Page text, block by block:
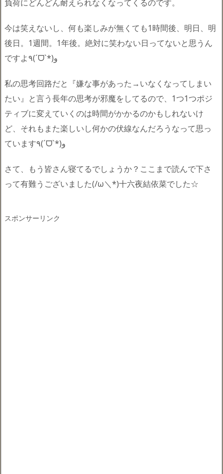
負荷にどんどん耐えられなくなってくるのです。
今は笑えないし、何も楽しみが無くても1時間後、明日、明
後日。1週間。1年後。絶対に笑わない日ってないと思うん
ですよ٩(ˊᗜˋ*)و
私の思考回路だと『嫌な事があった→いなくなってしまい
たい』と言う長年の思考が邪魔をしてるので、1つ1つポジ
ティブに変えていくのは時間がかかるのかもしれないけ
ど、それもまた楽しいし何かの伏線なんだろうなって思っ
ています٩(ˊᗜˋ*)و
さて、もう皆さん寝てるでしょうか？ここまで読んで下さ
って有難うございました(/ω＼*)十六夜結依菜でした☆
スポンサーリンク